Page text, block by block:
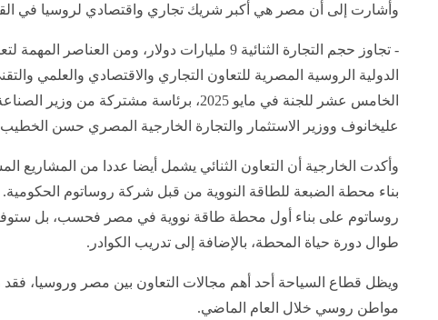
وأشارت إلى أن مصر هي أكبر شريك تجاري واقتصادي لروسيا في
- تجاوز حجم التجارة الثنائية 9 مليارات دولار، ومن
الخامس عشر للجنة في مايو 2025، برئاسة مشتركة
عليخانوف ووزير الاستثمار والتجارة الخارجية المصري حسن
وأكدت الخارجية أن التعاون الثنائي يشمل أيضا عددا من المشاريع
بناء محطة الضبعة للطاقة النووية من قبل شركة روساتوم
روساتوم على بناء أول محطة طاقة نووية في مصر فحسب، بل ستوفر
طوال دورة حياة المحطة، بالإضافة إلى تدريب الكوادر.
مواطن روسي خلال العام الماضي.